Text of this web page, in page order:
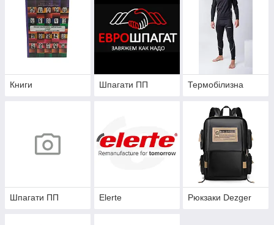
Книги Шпагати ПП Термобілизна
Шпагати ПП Elerte Рюкзаки Dezger